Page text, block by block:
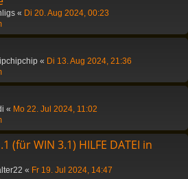
« Di 20. Aug 2024, 00:23
« Di 13. Aug 2024, 21:36
« Mo 22. Jul 2024, 11:02
(für WIN 3.1) HILFE DATEI in
« Fr 19. Jul 2024, 14:47